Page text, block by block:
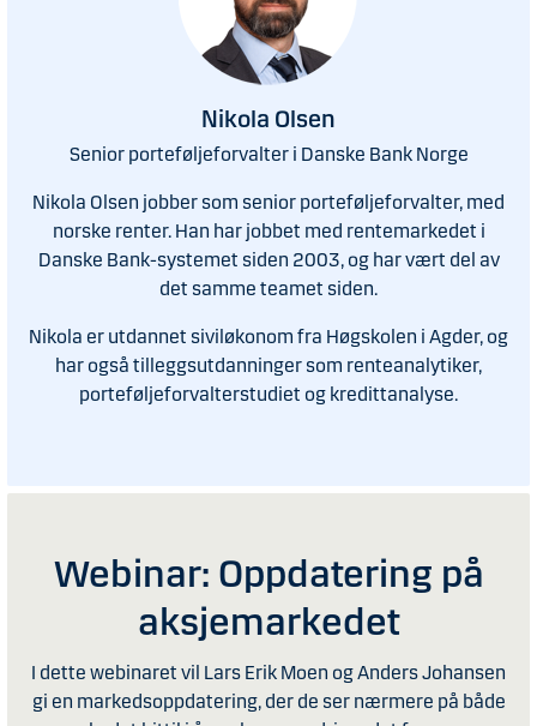
Nikola Olsen
Senior porteføljeforvalter i Danske Bank Norge
Nikola Olsen jobber som senior porteføljeforvalter, med
norske renter. Han har jobbet med rentemarkedet i
Danske Bank-systemet siden 2003, og har vært del av
det samme teamet siden.
Nikola er utdannet siviløkonom fra Høgskolen i Agder, og
har også tilleggsutdanninger som renteanalytiker,
porteføljeforvalterstudiet og kredittanalyse.
Webinar: Oppdatering på
aksjemarkedet
I dette webinaret vil Lars Erik Moen og Anders Johansen
gi en markedsoppdatering, der de ser nærmere på både